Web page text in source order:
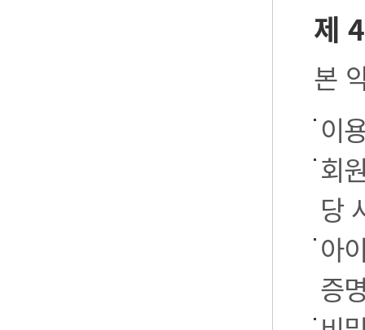
제
본
이
회
당
아
증